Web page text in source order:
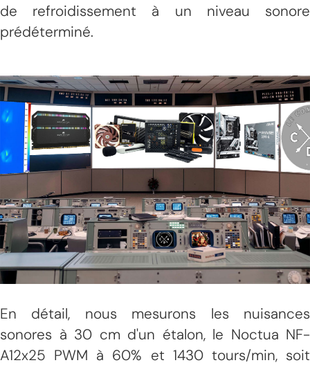
de refroidissement à un niveau sonore
prédéterminé.
En détail, nous mesurons les nuisances
sonores à 30 cm d'un étalon, le Noctua NF-
A12x25 PWM à 60% et 1430 tours/min, soit